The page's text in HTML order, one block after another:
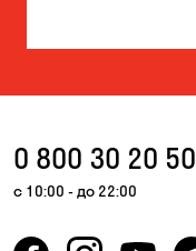
0 800 30 20 50
с 10:00 - до 22:00